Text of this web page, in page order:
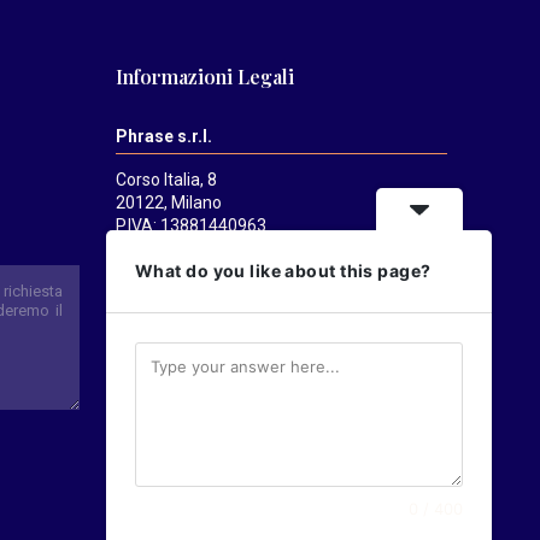
Informazioni Legali
Phrase s.r.l.
Corso Italia, 8
20122, Milano
P.IVA: 13881440963
Mediatrendsè una testata registrata
Direttore responsabile:Alessandro
Direttore editoriale:Carlo Castorina
What do you like about this page?